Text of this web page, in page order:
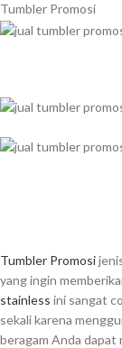
Tumbler Promosi
Tumbler Promosi
yang ingin
stainless ini sangat
sekali karena
beragam Anda dapat